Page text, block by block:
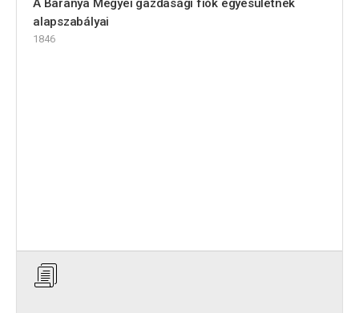
A Baranya Megyei gazdasági fiók egyesületnek
alapszabályai
1846